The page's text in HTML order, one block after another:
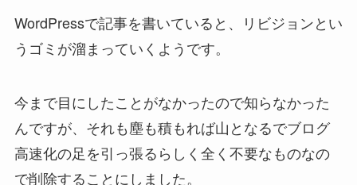
WordPressで記事を書いていると、リビジョンとい
うゴミが溜まっていくようです。
今まで目にしたことがなかったので知らなかった
んですが、それも塵も積もれば山となるでブログ
高速化の足を引っ張るらしく全く不要なものなの
で削除することにしました。